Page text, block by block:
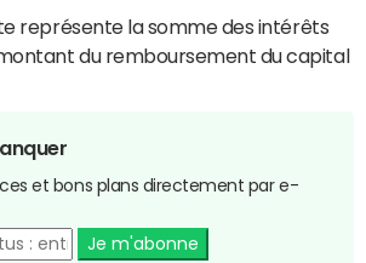
représente la somme des intérêts
du remboursement du capital
et bons plans directement par e-
Je m'abonne